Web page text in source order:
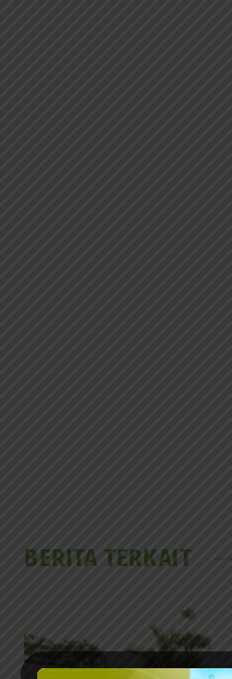
BERITA TERKAIT